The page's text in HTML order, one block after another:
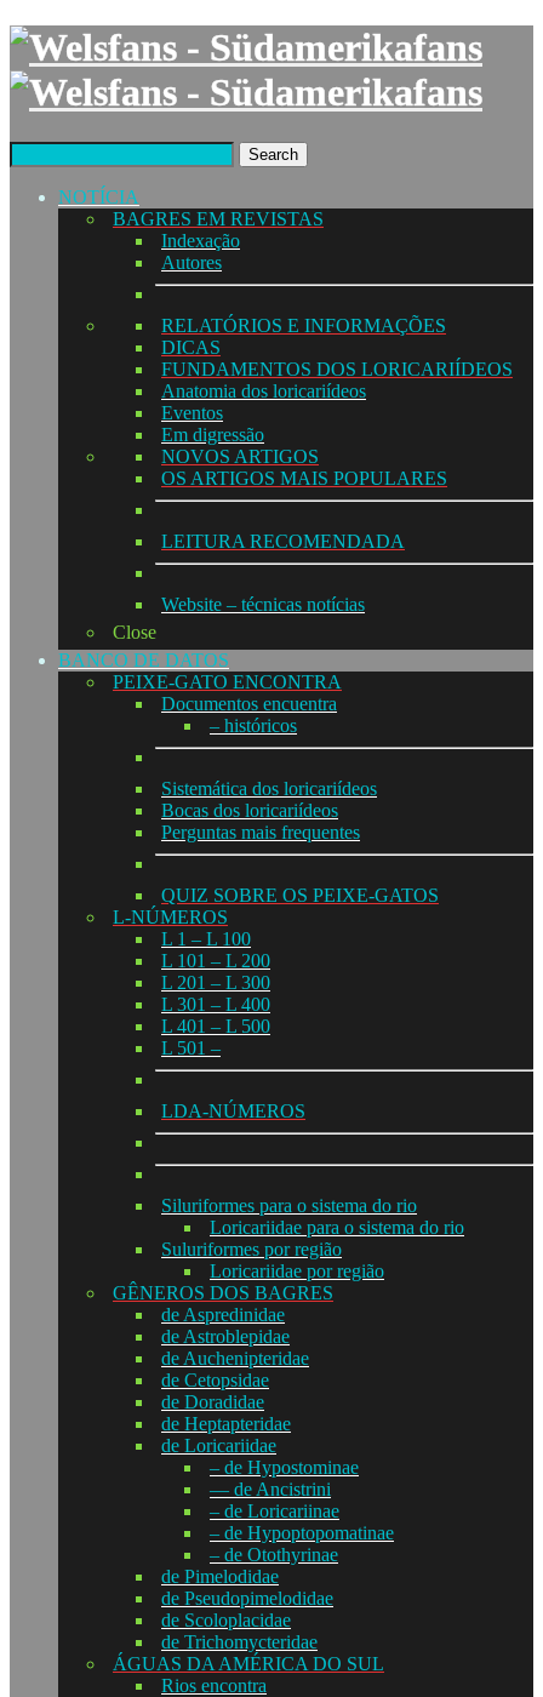
Search
NOTÍCIA
BAGRES EM REVISTAS
Indexação
Autores
RELATÓRIOS E INFORMAÇÕES
DICAS
FUNDAMENTOS DOS LORICARIÍDEOS
Anatomia dos loricariídeos
Eventos
Em digressão
NOVOS ARTIGOS
OS ARTIGOS MAIS POPULARES
LEITURA RECOMENDADA
Website – técnicas notícias
Close
BANCO DE DATOS
PEIXE-GATO ENCONTRA
Documentos encuentra
– históricos
Sistemática dos loricariídeos
Bocas dos loricariídeos
Perguntas mais frequentes
QUIZ SOBRE OS PEIXE-GATOS
L-NÚMEROS
L 1 – L 100
L 101 – L 200
L 201 – L 300
L 301 – L 400
L 401 – L 500
L 501 –
LDA-NÚMEROS
Siluriformes para o sistema do rio
Loricariidae para o sistema do rio
Suluriformes por região
Loricariidae por região
GÊNEROS DOS BAGRES
de Aspredinidae
de Astroblepidae
de Auchenipteridae
de Cetopsidae
de Doradidae
de Heptapteridae
de Loricariidae
– de Hypostominae
— de Ancistrini
– de Loricariinae
– de Hypoptopomatinae
– de Otothyrinae
de Pimelodidae
de Pseudopimelodidae
de Scoloplacidae
de Trichomycteridae
ÁGUAS DA AMÉRICA DO SUL
Rios encontra